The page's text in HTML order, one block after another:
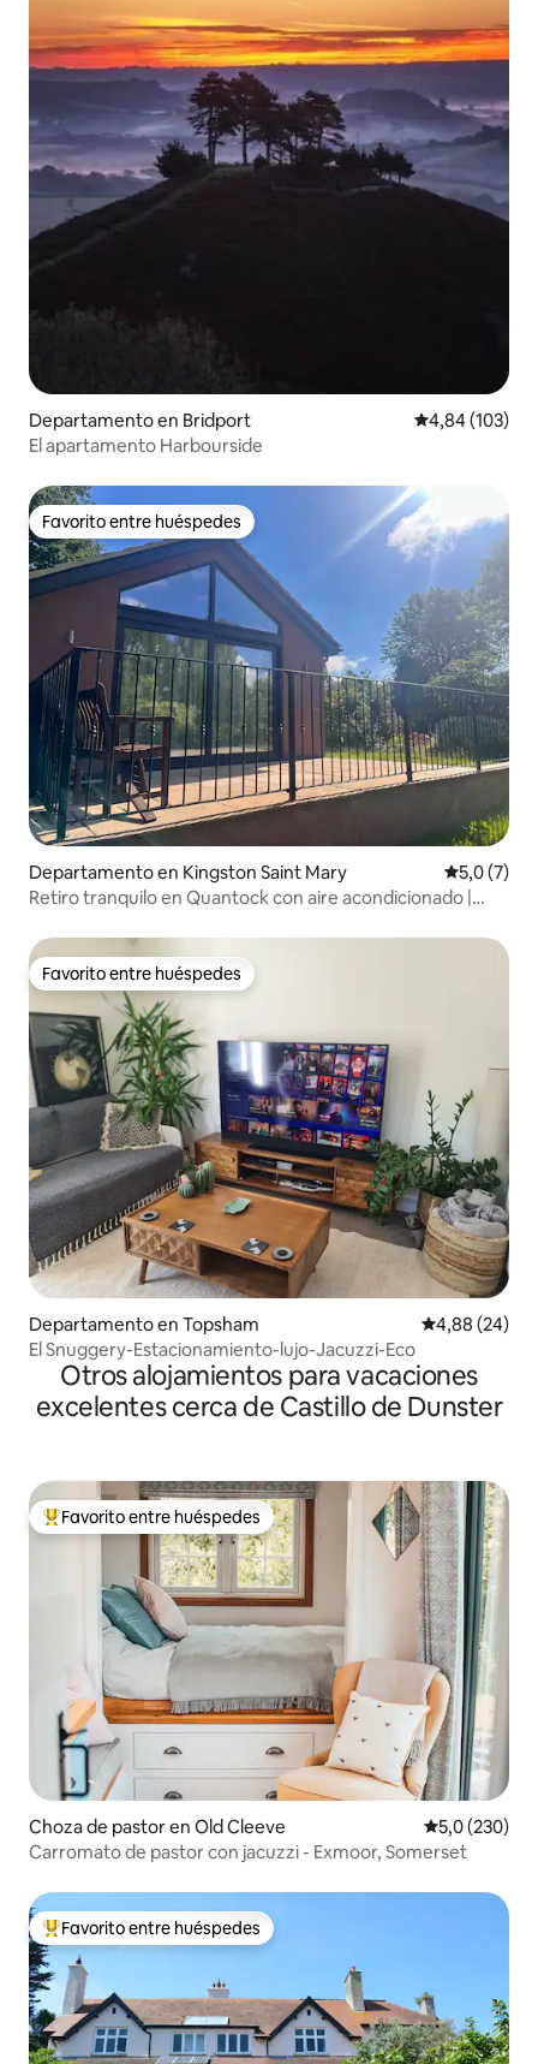
Departamento en Bridport Calificación
4,84 (103)
El apartamento Harbourside
Favorito entre huéspedes
Favorito entre huéspedes
Departamento en Kingston Saint Mary
5,0 (7)
Retiro tranquilo en Quantock con aire acondicionado |
Favorito entre huéspedes
Favorito entre huéspedes
Departamento en Topsham Calificación
4,88 (24)
El Snuggery-Estacionamiento-lujo-Jacuzzi-Eco
Otros alojamientos para vacaciones
excelentes cerca de Castillo de Dunster
Favorito entre los huéspedes más destacados
Favorito entre huéspedes
Choza de pastor en Old Cleeve Calificación
5,0 (230)
Carromato de pastor con jacuzzi - Exmoor, Somerset
Favorito entre los huéspedes más destacados
Favorito entre huéspedes